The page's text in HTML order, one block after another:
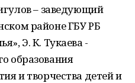
– заведующий
районе ГБУ РБ
Э. К. Тукаева -
образования
и творчества детей и